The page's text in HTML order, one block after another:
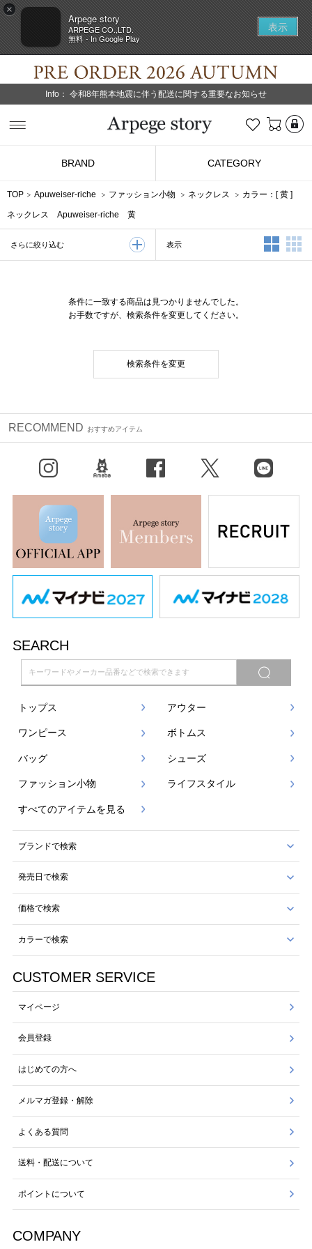
×
Arpege story
ARPEGE CO.,LTD.
無料 - In Google Play
表示
Info： 令和8年熊本地震に伴う配送に関する重要なお知らせ
お気に入り
BRAND CATEGORY
TOP Apuweiser-riche ファッション小物 ネックレス カラー：[黄 ]
ネックレス Apuweiser-riche 黄
さらに絞り込む 表示 2列表示
条件に一致する商品は見つかりませんでした。
お手数ですが、検索条件を変更してください。
検索条件を変更
RECOMMEND おすすめアイテム
X（旧Twitter） LINE
SEARCH
トップス アウター
ワンピース ボトムス
バッグ シューズ
ファッション小物 ライフスタイル
すべてのアイテムを見る
ブランドで検索
発売日で検索
価格で検索
カラーで検索
CUSTOMER SERVICE
マイページ
会員登録
はじめての方へ
メルマガ登録・解除
よくある質問
送料・配送について
ポイントについて
COMPANY